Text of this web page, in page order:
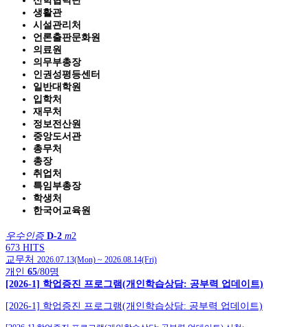
생활관
시설관리처
언론출판문화원
의료원
의무부총장
인권성평등센터
일반대학원
입학처
재무처
정보전산원
중앙도서관
총무처
총장
취업처
특임부총장
학생처
한국어교육원
우수인증 D-2 m2
673 HITS
교무처 2026.07.13(Mon) ~ 2026.08.14(Fri)
개인 65/80명
[2026-1] 학업증진 프로그램(개인학습상담: 공부력 업데이트)
[2026-1] 학업증진 프로그램(개인학습상담: 공부력 업데이트)